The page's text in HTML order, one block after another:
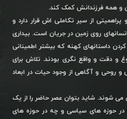
و همه فرزندانش کمک کند.
از سیر تکاملی اش قرار دارد و
روی زمین در جریان است. بیداری
داستانهای کهنه که بیشتر اطمینانی
و دقت و واقع نگری بودند. تلاش برای
و روحی و آگاهی از وجود حیات در ابعاد
شوند. شاید بتوان عصر حاضر را از یک
در حوزه های سیاسی و چه در حوزه های